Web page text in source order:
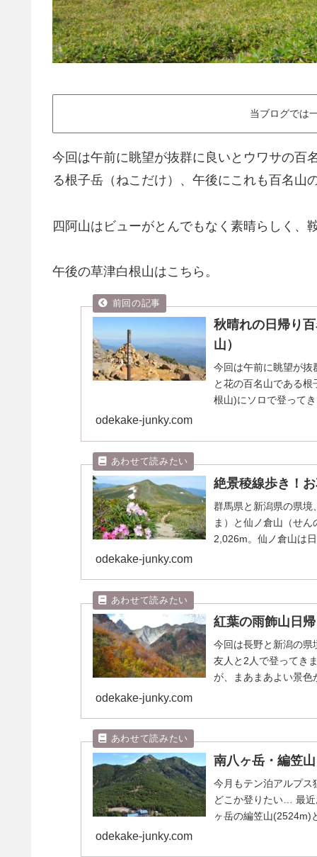
当ブログでは
今回は午前に眺望が抜群に良いとウワサの百
る根子岳（ねこだけ）、午後にこれも百名山
四阿山はビューがとんでもなく素晴らしく、
午後の草津白根山はこちら。
秋晴れの日帰り
山）
今回は午前に眺望が抜
と花の百名山である
根山)にソロで登って
odekake-junky.com
絶景稜線歩き！
群馬県と新潟県の県境
ま）と仙ノ倉山（せ
2,026m。仙ノ倉山は
odekake-junky.com
紅葉の雨飾山日
今回は長野と新潟の県
友人と2人で登ってき
が、まあまあよい景色
odekake-junky.com
南八ヶ岳・編笠
今月もテン泊アルプ
どこか登りたい… 最
ヶ岳の編笠山(2524m)
odekake-junky.com